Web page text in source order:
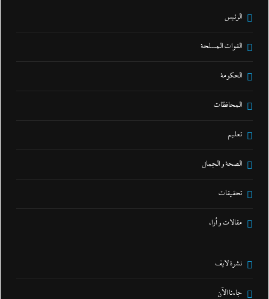
الرئيس
القوات المسلحة
الحكومة
المحافظات
تعليم
الصحة و الجمال
تحقيقات
مقالات و أراء
نشرة لايف
جاءنا الآن